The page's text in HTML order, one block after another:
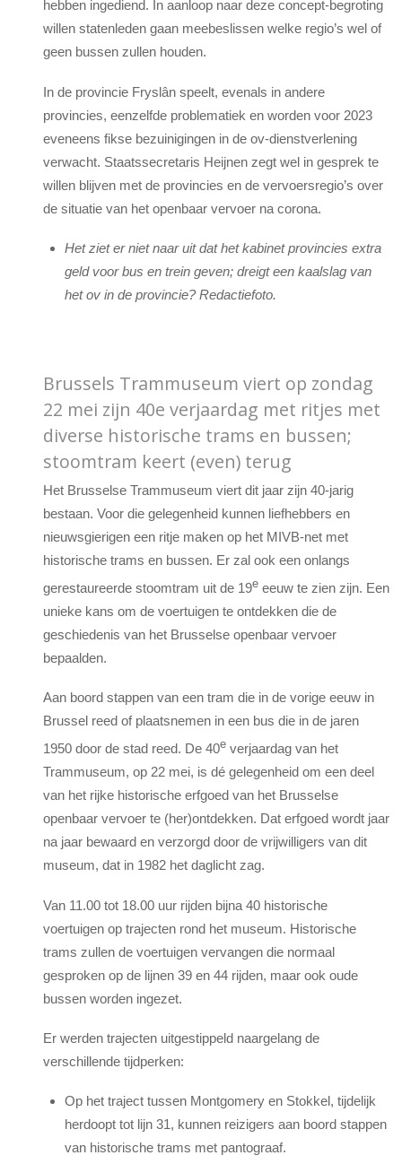
hebben ingediend. In aanloop naar deze concept-begroting
willen statenleden gaan meebeslissen welke regio’s wel of
geen bussen zullen houden.
In de provincie Fryslân speelt, evenals in andere
provincies, eenzelfde problematiek en worden voor 2023
eveneens fikse bezuinigingen in de ov-dienstverlening
verwacht. Staatssecretaris Heijnen zegt wel in gesprek te
willen blijven met de provincies en de vervoersregio’s over
de situatie van het openbaar vervoer na corona.
Het ziet er niet naar uit dat het kabinet provincies extra
geld voor bus en trein geven; dreigt een kaalslag van
het ov in de provincie? Redactiefoto.
Brussels Trammuseum viert op zondag
22 mei zijn 40e verjaardag met ritjes met
diverse historische trams en bussen;
stoomtram keert (even) terug
Het Brusselse Trammuseum viert dit jaar zijn 40-jarig
bestaan. Voor die gelegenheid kunnen liefhebbers en
nieuwsgierigen een ritje maken op het MIVB-net met
historische trams en bussen. Er zal ook een onlangs
gerestaureerde stoomtram uit de 19e eeuw te zien zijn. Een
unieke kans om de voertuigen te ontdekken die de
geschiedenis van het Brusselse openbaar vervoer
bepaalden.
Aan boord stappen van een tram die in de vorige eeuw in
Brussel reed of plaatsnemen in een bus die in de jaren
1950 door de stad reed. De 40e verjaardag van het
Trammuseum, op 22 mei, is dé gelegenheid om een deel
van het rijke historische erfgoed van het Brusselse
openbaar vervoer te (her)ontdekken. Dat erfgoed wordt jaar
na jaar bewaard en verzorgd door de vrijwilligers van dit
museum, dat in 1982 het daglicht zag.
Van 11.00 tot 18.00 uur rijden bijna 40 historische
voertuigen op trajecten rond het museum. Historische
trams zullen de voertuigen vervangen die normaal
gesproken op de lijnen 39 en 44 rijden, maar ook oude
bussen worden ingezet.
Er werden trajecten uitgestippeld naargelang de
verschillende tijdperken:
Op het traject tussen Montgomery en Stokkel, tijdelijk
herdoopt tot lijn 31, kunnen reizigers aan boord stappen
van historische trams met pantograaf.